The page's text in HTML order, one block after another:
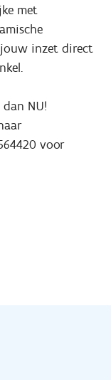
met
inzet direct
NU!
voor